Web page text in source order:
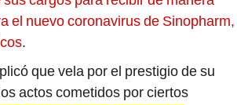
el nuevo coronavirus de Sinopharm,
.
que vela por el prestigio de su
actos cometidos por ciertos